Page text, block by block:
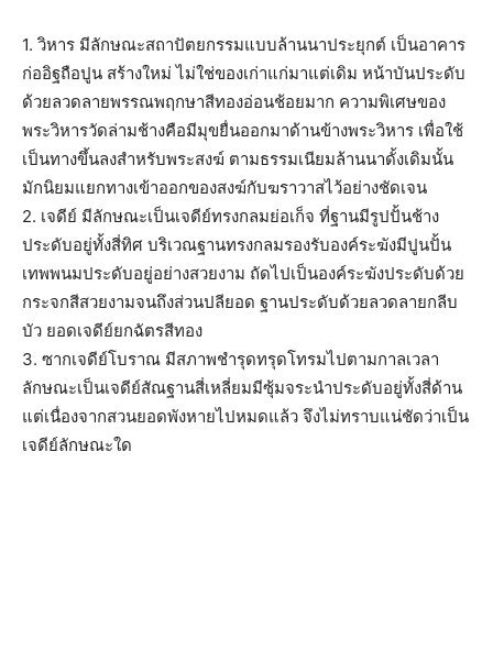
1. วิหาร มีลักษณะสถาปัตยกรรมแบบล้านนาประยุกต์ เป็นอาคาร
ก่ออิฐถือปูน สร้างใหม่ ไม่ใช่ของเก่าแก่มาแต่เดิม หน้าบันประดับ
ด้วยลวดลายพรรณพฤกษาสีทองอ่อนช้อยมาก ความพิเศษของ
พระวิหารวัดล่ามช้างคือมีมุขยื่นออกมาด้านข้างพระวิหาร เพื่อใช้
เป็นทางขึ้นลงสำหรับพระสงฆ์ ตามธรรมเนียมล้านนาดั้งเดิมนั้น
มักนิยมแยกทางเข้าออกของสงฆ์กับฆราวาสไว้อย่างชัดเจน
2. เจดีย์ มีลักษณะเป็นเจดีย์ทรงกลมย่อเก็จ ที่ฐานมีรูปปั้นช้าง
ประดับอยู่ทั้งสี่ทิศ บริเวณฐานทรงกลมรองรับองค์ระฆังมีปูนปั้น
เทพพนมประดับอยู่อย่างสวยงาม ถัดไปเป็นองค์ระฆังประดับด้วย
กระจกสีสวยงามจนถึงส่วนปลียอด ฐานประดับด้วยลวดลายกลีบ
บัว ยอดเจดีย์ยกฉัตรสีทอง
3. ซากเจดีย์โบราณ มีสภาพชำรุดทรุดโทรมไปตามกาลเวลา
ลักษณะเป็นเจดีย์สัณฐานสี่เหลี่ยมมีซุ้มจระนำประดับอยู่ทั้งสี่ด้าน
แต่เนื่องจากสวนยอดพังหายไปหมดแล้ว จึงไม่ทราบแน่ชัดว่าเป็น
เจดีย์ลักษณะใด